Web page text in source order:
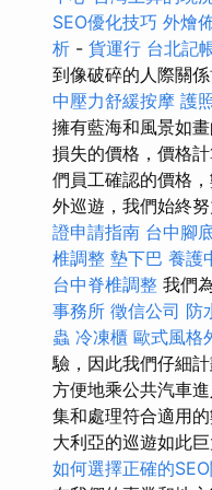
SEO優化技巧 外燴
析 - 貨運行 台北記
到像破碎的人際關
中壓力舒緩按摩 護
擁有藍海和風景如
損失的價格，價格
們員工確認的價格
外巡遊，我們始終
證申請指南 台中腳
椎調整 墊下巴 養護
台中脊椎調整 我們
事務所 徵信公司 防
蟲 冷凍櫃 歐式風格
驗，因此我們仔細
方便地乘公共汽車
集和處理符合適用
大利亞的巡遊如此
如何選擇正確的